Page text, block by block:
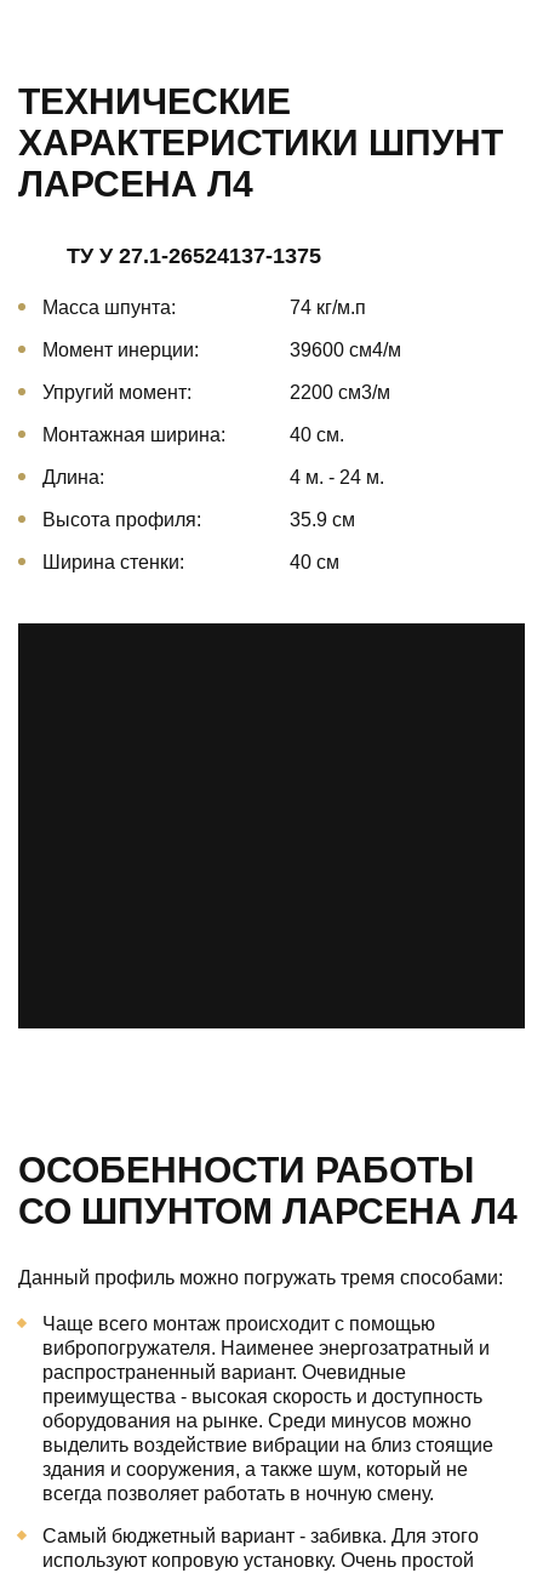
ТЕХНИЧЕСКИЕ
ХАРАКТЕРИСТИКИ ШПУНТ
ЛАРСЕНА Л4
ТУ У 27.1-26524137-1375
Масса шпунта: 74 кг/м.п
Момент инерции: 39600 cм4/м
Упругий момент: 2200 cм3/м
Монтажная ширина: 40 см.
Длина: 4 м. - 24 м.
Высота профиля: 35.9 см
Ширина стенки: 40 см
ОСОБЕННОСТИ РАБОТЫ
СО ШПУНТОМ ЛАРСЕНА Л4
Данный профиль можно погружать тремя способами:
Чаще всего монтаж происходит с помощью
вибропогружателя. Наименее энергозатратный и
распространенный вариант. Очевидные
преимущества - высокая скорость и доступность
оборудования на рынке. Среди минусов можно
выделить воздействие вибрации на близ стоящие
здания и сооружения, а также шум, который не
всегда позволяет работать в ночную смену.
Самый бюджетный вариант - забивка. Для этого
используют копровую установку. Очень простой